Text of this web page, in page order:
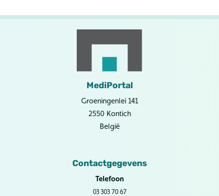
MediPortal
Groeningenlei 141
2550 Kontich
België
Contactgegevens
Telefoon
03 303 70 67